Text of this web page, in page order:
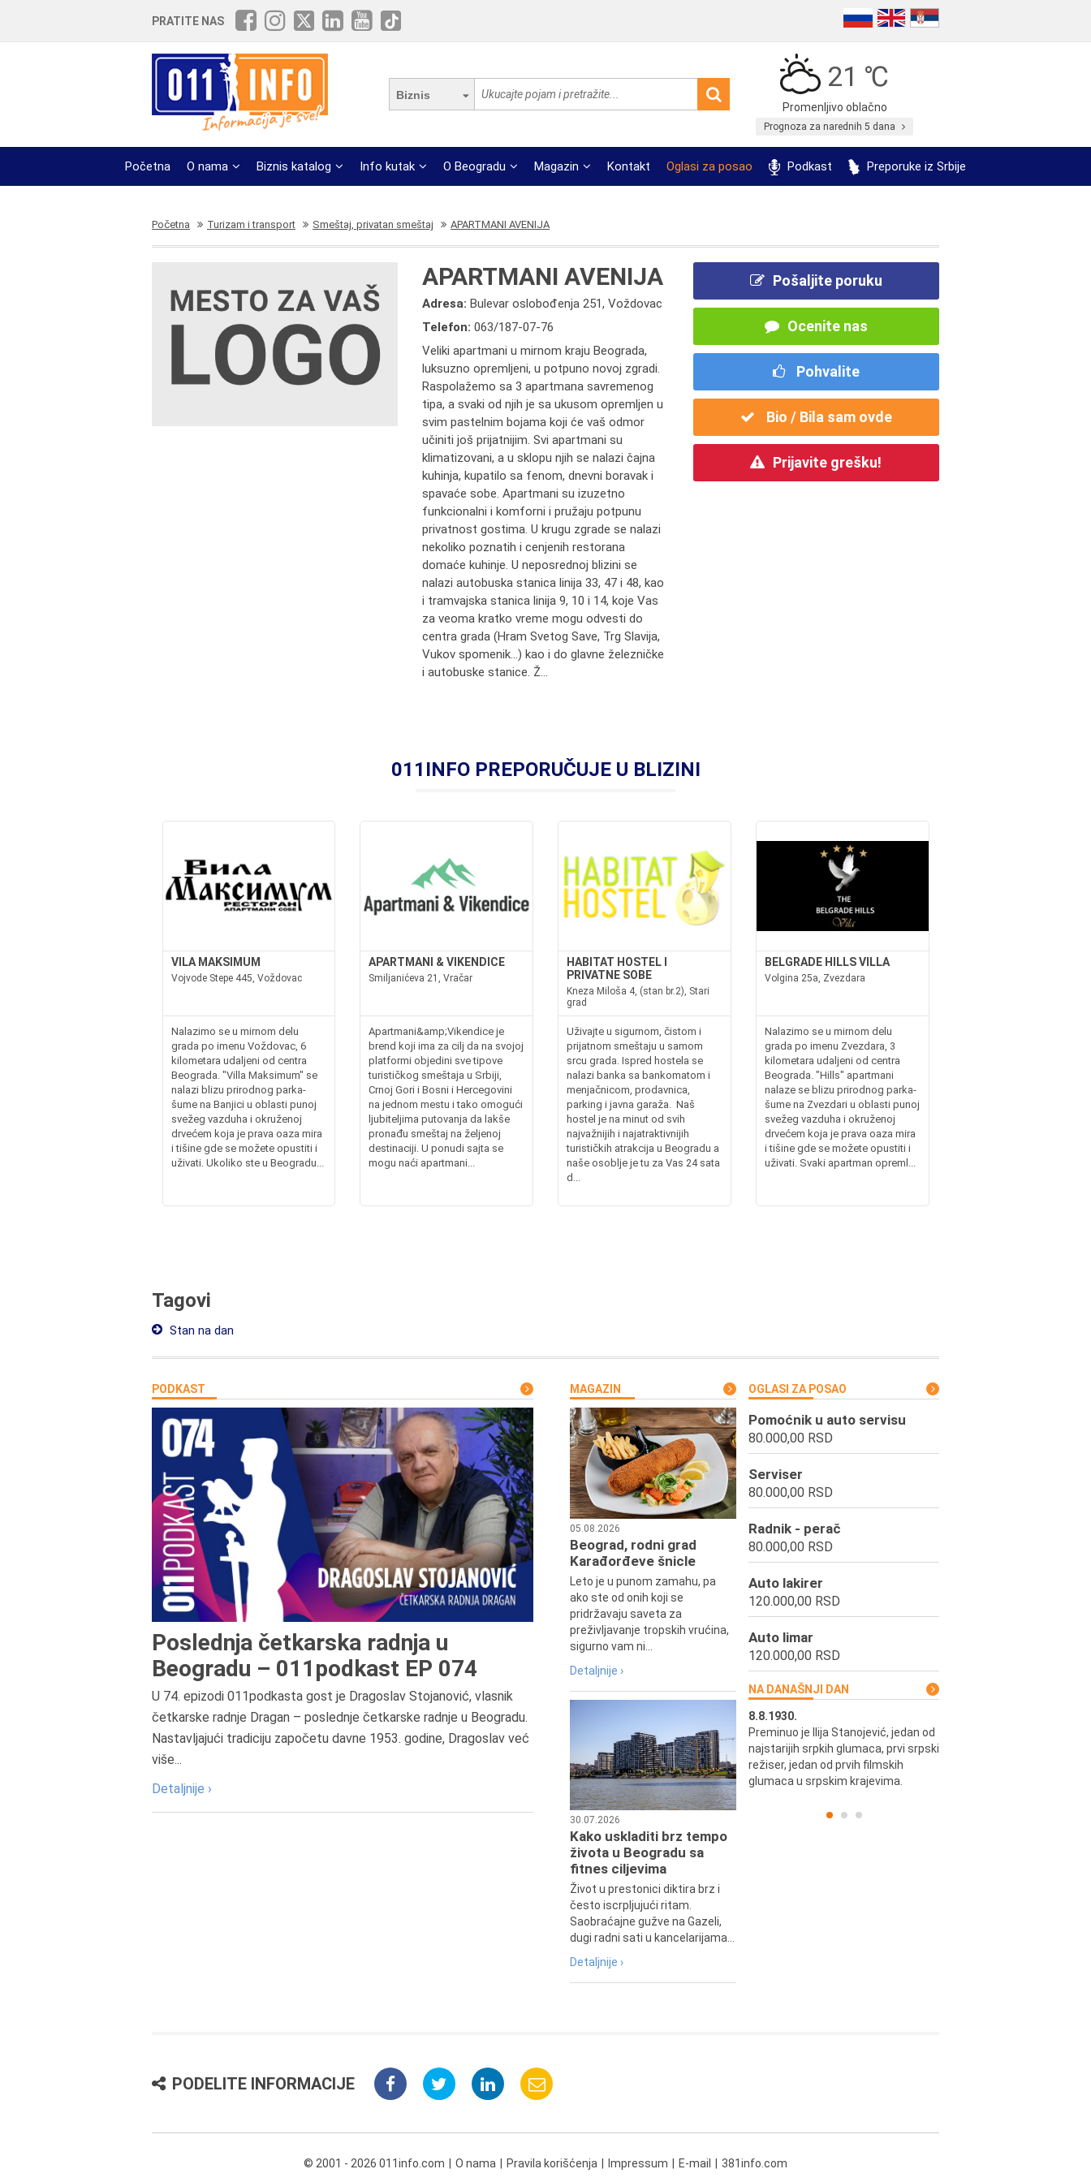
PRATITE NAS
Biznis
21 ℃
Promenljivo oblačno
Prognoza za narednih 5 dana
Početna O nama Biznis katalog Info kutak O Beogradu Magazin Kontakt Oglasi za posao Podkast Preporuke iz Srbije
Početna Turizam i transport Smeštaj, privatan smeštaj APARTMANI AVENIJA
APARTMANI AVENIJA
Adresa:Bulevar oslobođenja 251, Voždovac
Telefon:063/187-07-76
Veliki apartmani u mirnom kraju Beograda,
luksuzno opremljeni, u potpuno novoj zgradi.
Raspolažemo sa 3 apartmana savremenog
tipa, a svaki od njih je sa ukusom opremljen u
svim pastelnim bojama koji će vaš odmor
učiniti još prijatnijim. Svi apartmani su
klimatizovani, a u sklopu njih se nalazi čajna
kuhinja, kupatilo sa fenom, dnevni boravak i
spavaće sobe. Apartmani su izuzetno
funkcionalni i komforni i pružaju potpunu
privatnost gostima. U krugu zgrade se nalazi
nekoliko poznatih i cenjenih restorana
domaće kuhinje. U neposrednoj blizini se
nalazi autobuska stanica linija 33, 47 i 48, kao
i tramvajska stanica linija 9, 10 i 14, koje Vas
za veoma kratko vreme mogu odvesti do
centra grada (Hram Svetog Save, Trg Slavija,
Vukov spomenik...) kao i do glavne železničke
i autobuske stanice. Ž...
Pošaljite poruku
Ocenite nas
Pohvalite
Bio / Bila sam ovde
Prijavite grešku!
011INFO PREPORUČUJE U BLIZINI
VILA MAKSIMUM
Vojvode Stepe 445, Voždovac
Nalazimo se u mirnom delu
grada po imenu Voždovac, 6
kilometara udaljeni od centra
Beograda. "Villa Maksimum" se
nalazi blizu prirodnog parka-
šume na Banjici u oblasti punoj
svežeg vazduha i okruženoj
drvećem koja je prava oaza mira
i tišine gde se možete opustiti i
uživati. Ukoliko ste u Beogradu...
APARTMANI & VIKENDICE
Smiljanićeva 21, Vračar
Apartmani&amp;Vikendice je
brend koji ima za cilj da na svojoj
platformi objedini sve tipove
turističkog smeštaja u Srbiji,
Crnoj Gori i Bosni i Hercegovini
na jednom mestu i tako omogući
ljubiteljima putovanja da lakše
pronađu smeštaj na željenoj
destinaciji. U ponudi sajta se
mogu naći apartmani...
HABITAT HOSTEL I
PRIVATNE SOBE
Kneza Miloša 4, (stan br.2), Stari
grad
Uživajte u sigurnom, čistom i
prijatnom smeštaju u samom
srcu grada. Ispred hostela se
nalazi banka sa bankomatom i
menjačnicom, prodavnica,
parking i javna garaža. Naš
hostel je na minut od svih
najvažnijih i najatraktivnijih
turističkih atrakcija u Beogradu a
naše osoblje je tu za Vas 24 sata
d...
BELGRADE HILLS VILLA
Volgina 25a, Zvezdara
Nalazimo se u mirnom delu
grada po imenu Zvezdara, 3
kilometara udaljeni od centra
Beograda. "Hills" apartmani
nalaze se blizu prirodnog parka-
šume na Zvezdari u oblasti punoj
svežeg vazduha i okruženoj
drvećem koja je prava oaza mira
i tišine gde se možete opustiti i
uživati. Svaki apartman opreml...
Tagovi
Stan na dan
PODKAST
Poslednja četkarska radnja u
Beogradu – 011podkast EP 074
U 74. epizodi 011podkasta gost je Dragoslav Stojanović, vlasnik
četkarske radnje Dragan – poslednje četkarske radnje u Beogradu.
Nastavljajući tradiciju započetu davne 1953. godine, Dragoslav već
više...
Detaljnije ›
MAGAZIN
05.08.2026
Beograd, rodni grad
Karađorđeve šnicle
Leto je u punom zamahu, pa
ako ste od onih koji se
pridržavaju saveta za
preživljavanje tropskih vrućina,
sigurno vam ni...
Detaljnije ›
30.07.2026
Kako uskladiti brz tempo
života u Beogradu sa
fitnes ciljevima
Život u prestonici diktira brz i
često iscrpljujući ritam.
Saobraćajne gužve na Gazeli,
dugi radni sati u kancelarijama...
Detaljnije ›
OGLASI ZA POSAO
Pomoćnik u auto servisu
80.000,00 RSD
Serviser
80.000,00 RSD
Radnik - perač
80.000,00 RSD
Auto lakirer
120.000,00 RSD
Auto limar
120.000,00 RSD
NA DANAŠNJI DAN
Preminuo je Dejan Kosanović,
istoričar filma, filmski reditelj,
profesor i dekan Fakulteta dramskih
umetnosti u Beogradu.
8.8.1930.
Preminuo je Ilija Stanojević, jedan od
najstarijih srpkih glumaca, prvi srpski
režiser, jedan od prvih filmskih
glumaca u srpskim krajevima.
PODELITE INFORMACIJE
© 2001 - 2026 011info.com O nama Pravila korišćenja Impressum E-mail 381info.com